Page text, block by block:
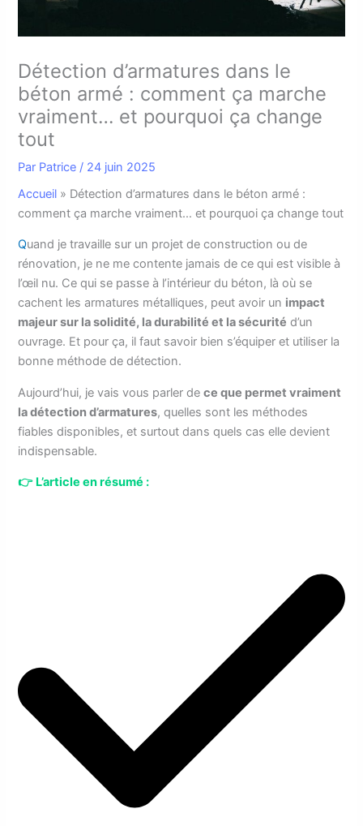
Détection d’armatures dans le
béton armé : comment ça marche
vraiment… et pourquoi ça change
tout
Par Patrice / 24 juin 2025
Accueil » Détection d’armatures dans le béton armé :
comment ça marche vraiment… et pourquoi ça change tout
Quand je travaille sur un projet de construction ou de
rénovation, je ne me contente jamais de ce qui est visible à
l’œil nu. Ce qui se passe à l’intérieur du béton, là où se
cachent les armatures métalliques, peut avoir un impact
majeur sur la solidité, la durabilité et la sécurité d’un
ouvrage. Et pour ça, il faut savoir bien s’équiper et utiliser la
bonne méthode de détection.
Aujourd’hui, je vais vous parler dece que permet vraiment
la détection d’armatures, quelles sont les méthodes
fiables disponibles, et surtout dans quels cas elle devient
indispensable.
👉 L’article en résumé :